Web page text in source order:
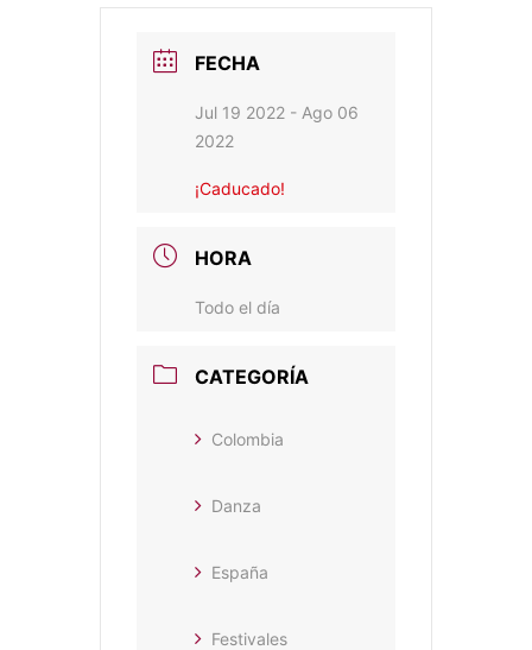
FECHA
Jul 19 2022 - Ago 06
2022
¡Caducado!
HORA
Todo el día
CATEGORÍA
Colombia
Danza
España
Festivales